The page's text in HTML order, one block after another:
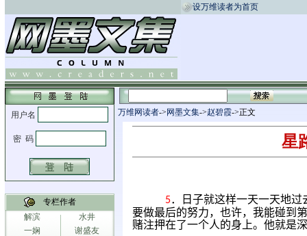
设万维读者为首页
专栏作者
解滨
水井
一娴
谢盛友
万维网读者-> 网墨文集->赵碧霞->正文
星
5．日子就这样一天一天地
要做最后的努力，也许，我能碰到
赌注押在了一个人的身上。他就是